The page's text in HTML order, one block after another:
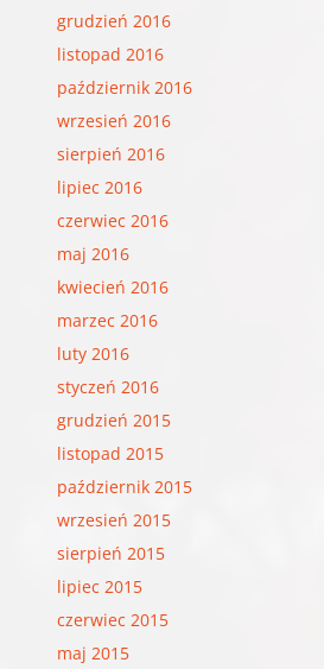
grudzień 2016
listopad 2016
październik 2016
wrzesień 2016
sierpień 2016
lipiec 2016
czerwiec 2016
maj 2016
kwiecień 2016
marzec 2016
luty 2016
styczeń 2016
grudzień 2015
listopad 2015
październik 2015
wrzesień 2015
sierpień 2015
lipiec 2015
czerwiec 2015
maj 2015